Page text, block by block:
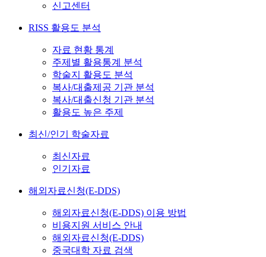
신고센터
RISS 활용도 분석
자료 현황 통계
주제별 활용통계 분석
학술지 활용도 분석
복사/대출제공 기관 분석
복사/대출신청 기관 분석
활용도 높은 주제
최신/인기 학술자료
최신자료
인기자료
해외자료신청(E-DDS)
해외자료신청(E-DDS) 이용 방법
비용지원 서비스 안내
해외자료신청(E-DDS)
중국대학 자료 검색